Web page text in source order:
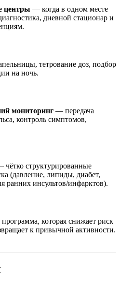
центры — когда в одном месте
дневной стационар и
тетрование доз, подбор
на ночь.
мониторинг — передача
контроль симптомов,
чётко структурированные
(давление, липиды, диабет,
ранних инсультов/инфарктов).
которая снижает риск
к привычной активности.